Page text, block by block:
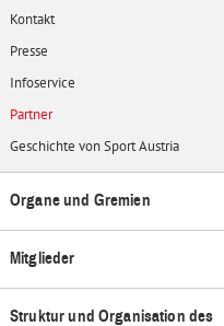
Kontakt
Presse
Infoservice
Partner
Geschichte von Sport Austria
Organe und Gremien
Mitglieder
Struktur und Organisation des